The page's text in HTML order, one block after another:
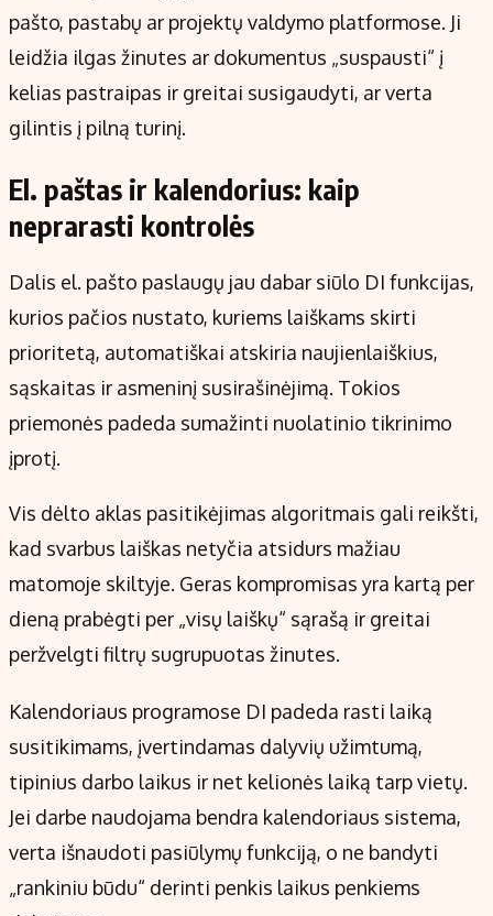
pašto, pastabų ar projektų valdymo platformose. Ji
leidžia ilgas žinutes ar dokumentus „suspausti“ į
kelias pastraipas ir greitai susigaudyti, ar verta
gilintis į pilną turinį.
El. paštas ir kalendorius: kaip
neprarasti kontrolės
Dalis el. pašto paslaugų jau dabar siūlo DI funkcijas,
kurios pačios nustato, kuriems laiškams skirti
prioritetą, automatiškai atskiria naujienlaiškius,
sąskaitas ir asmeninį susirašinėjimą. Tokios
priemonės padeda sumažinti nuolatinio tikrinimo
įprotį.
Vis dėlto aklas pasitikėjimas algoritmais gali reikšti,
kad svarbus laiškas netyčia atsidurs mažiau
matomoje skiltyje. Geras kompromisas yra kartą per
dieną prabėgti per „visų laiškų“ sąrašą ir greitai
peržvelgti filtrų sugrupuotas žinutes.
Kalendoriaus programose DI padeda rasti laiką
susitikimams, įvertindamas dalyvių užimtumą,
tipinius darbo laikus ir net kelionės laiką tarp vietų.
Jei darbe naudojama bendra kalendoriaus sistema,
verta išnaudoti pasiūlymų funkciją, o ne bandyti
„rankiniu būdu“ derinti penkis laikus penkiems